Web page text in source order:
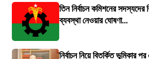
তিন নির্বাচন কমিশনের
ব্যবস্থা নেওয়ার ঘোষণা...
নির্বাচন নিয়ে বিতর্কিত ভূমিকার